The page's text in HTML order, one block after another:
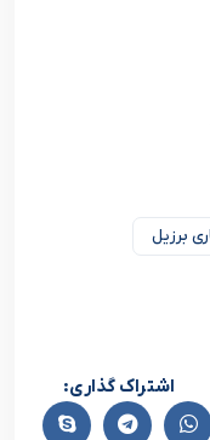
اشتراک گذاری: